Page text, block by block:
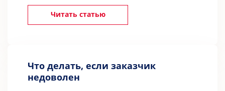
Читать статью
Что делать, если заказчик
недоволен